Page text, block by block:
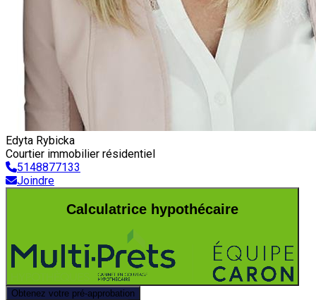
Edyta Rybicka
Courtier immobilier résidentiel
5148877133
Joindre
Calculatrice hypothécaire
Obtenez votre pré-approbation